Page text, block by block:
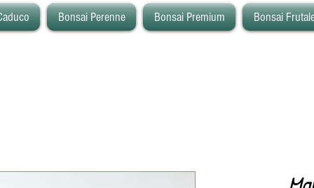
Bonsai Perenne Bonsai Premium Bonsai